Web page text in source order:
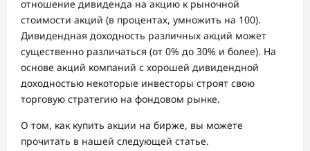
отношение дивиденда на акцию к рыночной
стоимости акций (в процентах, умножить на 100).
Дивидендная доходность различных акций может
существенно различаться (от 0% до 30% и более). На
основе акций компаний с хорошей дивидендной
доходностью некоторые инвесторы строят свою
торговую стратегию на фондовом рынке.
О том, как купить акции на бирже, вы можете
прочитать в нашей следующей статье.